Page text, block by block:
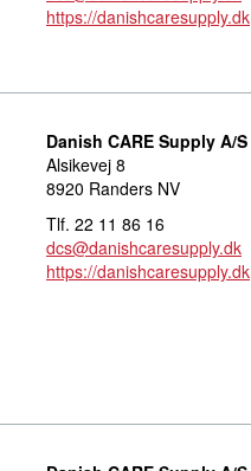
https://danishcaresupply.dk
Danish CARE Supply A/S
Alsikevej 8
8920 Randers NV
Tlf. 22 11 86 16
dcs@danishcaresupply.dk
https://danishcaresupply.dk